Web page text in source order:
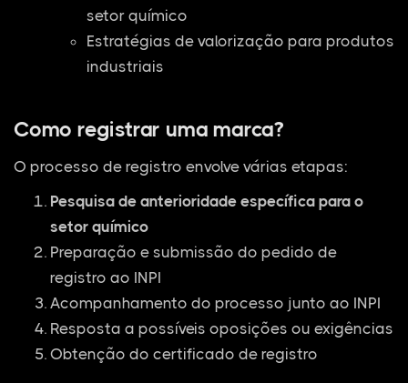
setor químico
Estratégias de valorização para produtos
industriais
Como registrar uma marca?
O processo de registro envolve várias etapas:
Pesquisa de anterioridade específica para o
setor químico
Preparação e submissão do pedido de
registro ao INPI
Acompanhamento do processo junto ao INPI
Resposta a possíveis oposições ou exigências
Obtenção do certificado de registro